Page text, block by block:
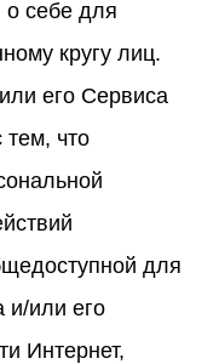
себе для
кругу лиц.
его Сервиса
тем, что
для
и/или его
Интернет,